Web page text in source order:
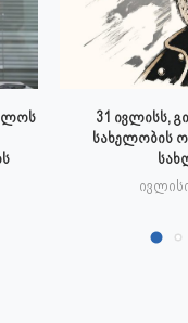
31 ივლისს,
სახელობის
ივლისი